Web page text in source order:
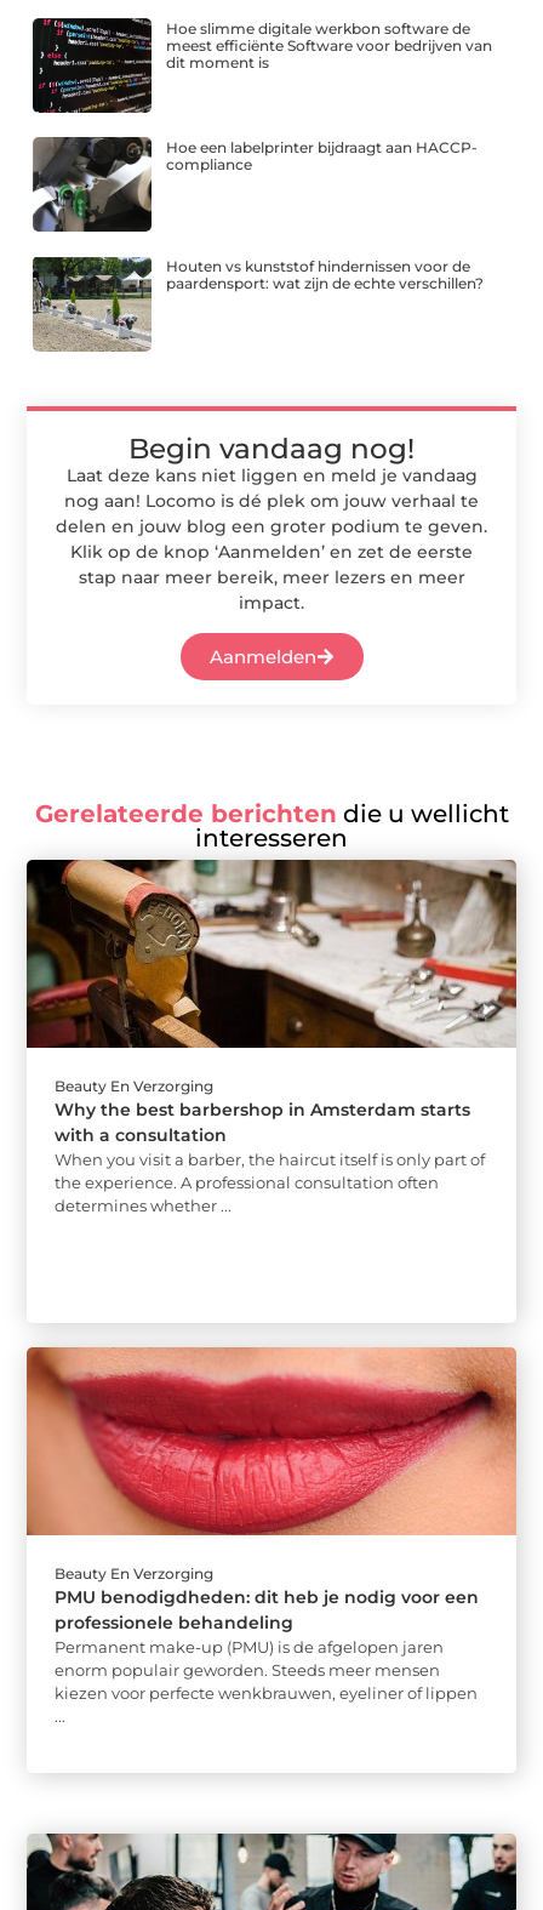
Hoe slimme digitale werkbon software de
meest efficiënte Software voor bedrijven van
dit moment is
Hoe een labelprinter bijdraagt aan HACCP-
compliance
Houten vs kunststof hindernissen voor de
paardensport: wat zijn de echte verschillen?
Begin vandaag nog!
Laat deze kans niet liggen en meld je vandaag
nog aan! Locomo is dé plek om jouw verhaal te
delen en jouw blog een groter podium te geven.
Klik op de knop ‘Aanmelden’ en zet de eerste
stap naar meer bereik, meer lezers en meer
impact.
Aanmelden
Gerelateerde berichten die u wellicht
interesseren
Beauty En Verzorging
Why the best barbershop in Amsterdam starts
with a consultation
When you visit a barber, the haircut itself is only part of
the experience. A professional consultation often
determines whether ...
Beauty En Verzorging
PMU benodigdheden: dit heb je nodig voor een
professionele behandeling
Permanent make-up (PMU) is de afgelopen jaren
enorm populair geworden. Steeds meer mensen
kiezen voor perfecte wenkbrauwen, eyeliner of lippen
...